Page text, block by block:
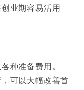
业期容易活用
种准备费用。
可以大幅改善首